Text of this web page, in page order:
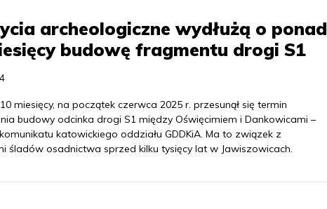
archeologiczne wydłużą o ponad
budowę fragmentu drogi S1
miesięcy, na początek czerwca 2025 r. przesunął się termin
budowy odcinka drogi S1 między Oświęcimiem i Dankowicami –
katowickiego oddziału GDDKiA. Ma to związek z
śladów osadnictwa sprzed kilku tysięcy lat w Jawiszowicach.